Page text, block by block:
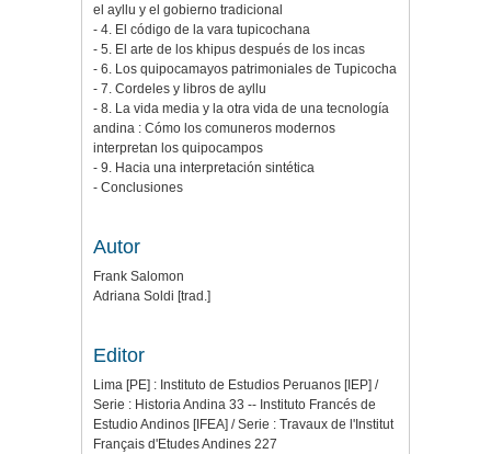
el ayllu y el gobierno tradicional
- 4. El código de la vara tupicochana
- 5. El arte de los khipus después de los incas
- 6. Los quipocamayos patrimoniales de Tupicocha
- 7. Cordeles y libros de ayllu
- 8. La vida media y la otra vida de una tecnología
andina : Cómo los comuneros modernos
interpretan los quipocampos
- 9. Hacia una interpretación sintética
- Conclusiones
Autor
Frank Salomon
Adriana Soldi [trad.]
Editor
Lima [PE] : Instituto de Estudios Peruanos [IEP] /
Serie : Historia Andina 33 -- Instituto Francés de
Estudio Andinos [IFEA] / Serie : Travaux de l'Institut
Français d'Etudes Andines 227